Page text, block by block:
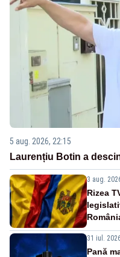
5 aug. 2026, 22:15
Laurențiu Botin a
3 aug.
Rizea
31 iul.
Pană